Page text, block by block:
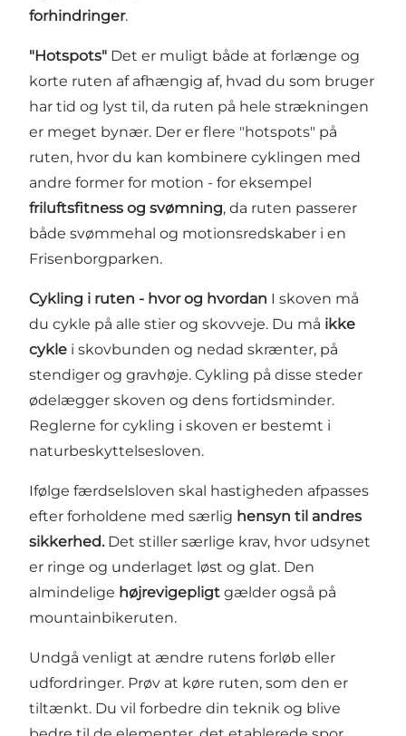
forhindringer.
"Hotspots" Det er muligt både at forlænge og
korte ruten af afhængig af, hvad du som bruger
har tid og lyst til, da ruten på hele strækningen
er meget bynær. Der er flere "hotspots" på
ruten, hvor du kan kombinere cyklingen med
andre former for motion - for eksempel
friluftsfitness og svømning, da ruten passerer
både svømmehal og motionsredskaber i en
Frisenborgparken.
Cykling i ruten - hvor og hvordan I skoven må
du cykle på alle stier og skovveje. Du må ikke
cykle i skovbunden og nedad skrænter, på
stendiger og gravhøje. Cykling på disse steder
ødelægger skoven og dens fortidsminder.
Reglerne for cykling i skoven er bestemt i
naturbeskyttelsesloven.
Ifølge færdselsloven skal hastigheden afpasses
efter forholdene med særlig hensyn til andres
sikkerhed. Det stiller særlige krav, hvor udsynet
er ringe og underlaget løst og glat. Den
almindelige højrevigepligt gælder også på
mountainbikeruten.
Undgå venligt at ændre rutens forløb eller
udfordringer. Prøv at køre ruten, som den er
tiltænkt. Du vil forbedre din teknik og blive